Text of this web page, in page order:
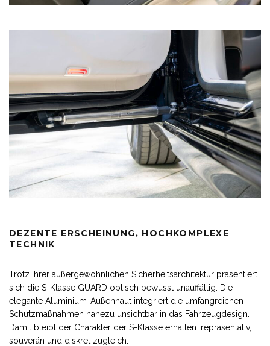
DEZENTE ERSCHEINUNG, HOCHKOMPLEXE
TECHNIK
Trotz ihrer außergewöhnlichen Sicherheitsarchitektur präsentiert
sich die S-Klasse GUARD optisch bewusst unauffällig. Die
elegante Aluminium-Außenhaut integriert die umfangreichen
Schutzmaßnahmen nahezu unsichtbar in das Fahrzeugdesign.
Damit bleibt der Charakter der S-Klasse erhalten: repräsentativ,
souverän und diskret zugleich.